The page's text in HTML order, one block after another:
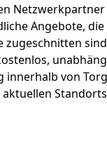
Angebote,
zugeschnitten
innerhalb von